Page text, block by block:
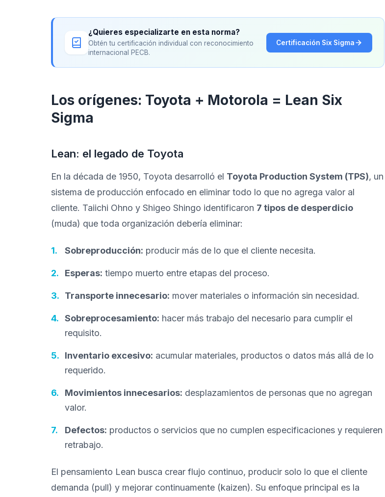
¿Quieres especializarte en esta norma?
Obtén tu certificación individual con reconocimiento
internacional PECB.
Certificación Six Sigma
Los orígenes: Toyota + Motorola = Lean Six
Sigma
Lean: el legado de Toyota
En la década de 1950, Toyota desarrolló el Toyota Production System (TPS), un
sistema de producción enfocado en eliminar todo lo que no agrega valor al
cliente. Taiichi Ohno y Shigeo Shingo identificaron 7 tipos de desperdicio
(muda) que toda organización debería eliminar:
Sobreproducción: producir más de lo que el cliente necesita.
Esperas: tiempo muerto entre etapas del proceso.
Transporte innecesario: mover materiales o información sin necesidad.
Sobreprocesamiento: hacer más trabajo del necesario para cumplir el
requisito.
Inventario excesivo: acumular materiales, productos o datos más allá de lo
requerido.
Movimientos innecesarios: desplazamientos de personas que no agregan
valor.
Defectos: productos o servicios que no cumplen especificaciones y requieren
retrabajo.
El pensamiento Lean busca crear flujo continuo, producir solo lo que el cliente
demanda (pull) y mejorar continuamente (kaizen). Su enfoque principal es la